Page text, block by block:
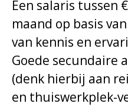
Een salaris tussen
maand op basis
van kennis en
Goede secundaire
(denk hierbij aan
en thuiswerkplek-